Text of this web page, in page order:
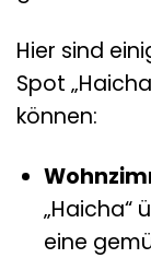
Hier sind
Spot
können:
„Haicha“
eine